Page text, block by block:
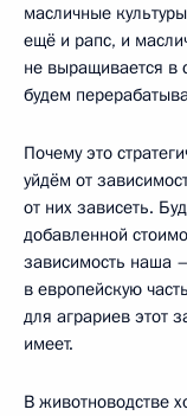
масличные
ещё и рапс, и
не выращивается в
будем
Почему это
уйдём от
от них зависеть.
добавленной
зависимость наша
в европейскую
для аграриев этот
имеет.
В животноводстве